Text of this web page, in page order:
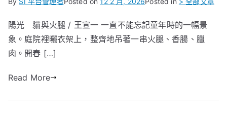
陽光 貓與火腿 / 王宣一 一直不能忘記童年時的一幅景
象。庭院裡曬衣架上，整齊地吊著一串火腿、香腸、臘
肉。開春 […]
Read More